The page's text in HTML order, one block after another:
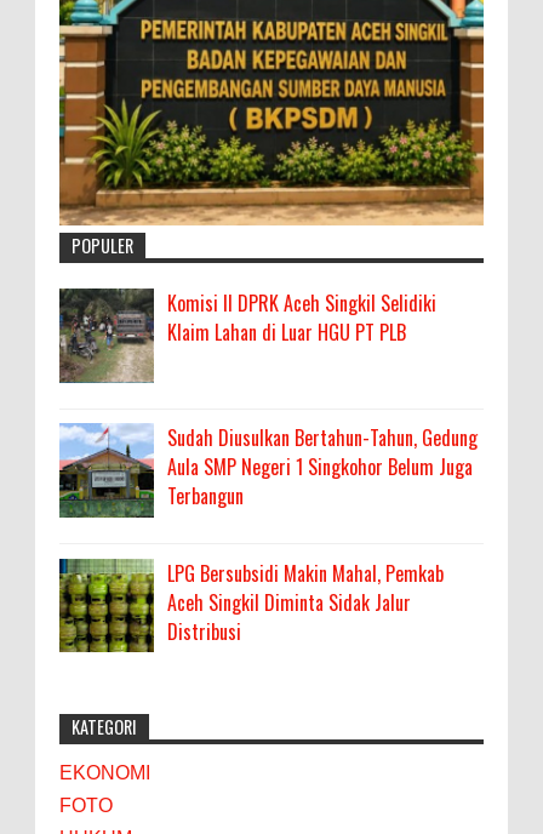
POPULER
Komisi II DPRK Aceh Singkil Selidiki
Klaim Lahan di Luar HGU PT PLB
Sudah Diusulkan Bertahun-Tahun, Gedung
Aula SMP Negeri 1 Singkohor Belum Juga
Terbangun
LPG Bersubsidi Makin Mahal, Pemkab
Aceh Singkil Diminta Sidak Jalur
Distribusi
KATEGORI
EKONOMI
FOTO